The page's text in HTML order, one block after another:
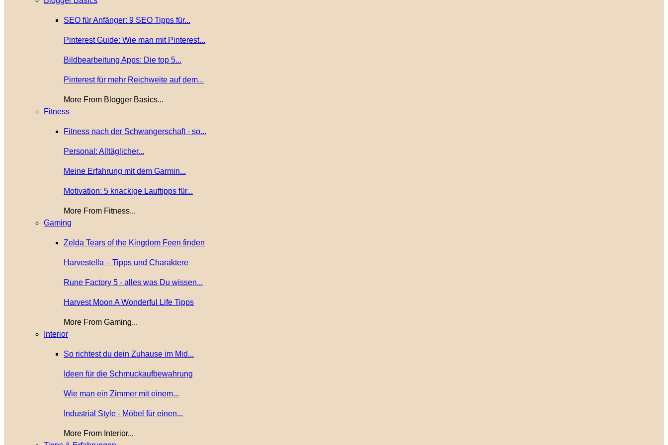
SEO für Anfänger: 9 SEO Tipps für...
Pinterest Guide: Wie man mit Pinterest...
Bildbearbeitung Apps: Die top 5...
Pinterest für mehr Reichweite auf dem...
More From Blogger Basics...
Fitness
Fitness nach der Schwangerschaft - so...
Personal: Alltäglicher...
Meine Erfahrung mit dem Garmin...
Motivation: 5 knackige Lauftipps für...
More From Fitness...
Gaming
Zelda Tears of the Kingdom Feen finden
Harvestella – Tipps und Charaktere
Rune Factory 5 - alles was Du wissen...
Harvest Moon A Wonderful Life Tipps
More From Gaming...
Interior
So richtest du dein Zuhause im Mid...
Ideen für die Schmuckaufbewahrung
Wie man ein Zimmer mit einem...
Industrial Style - Möbel für einen...
More From Interior...